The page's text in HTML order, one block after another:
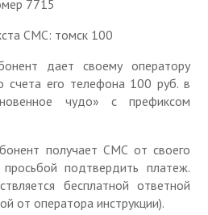
7715
СМС: томск 100
дает своему оператору
счета его телефона 100 руб. в
чудо» с префиксом
получает СМС от своего
подтвердить платеж.
бесплатной ответной
от оператора инструкции).